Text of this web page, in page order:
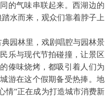
的气味串联起来。西湖边的
水而来，观众们靠着脖子上
园林里，戏剧唱腔与园林景
乐与现代节拍碰撞，让景区
傣味烧烤，都吸引着人们为
游在这个假期备受热捧。地
情”正在成为打造城市消费新